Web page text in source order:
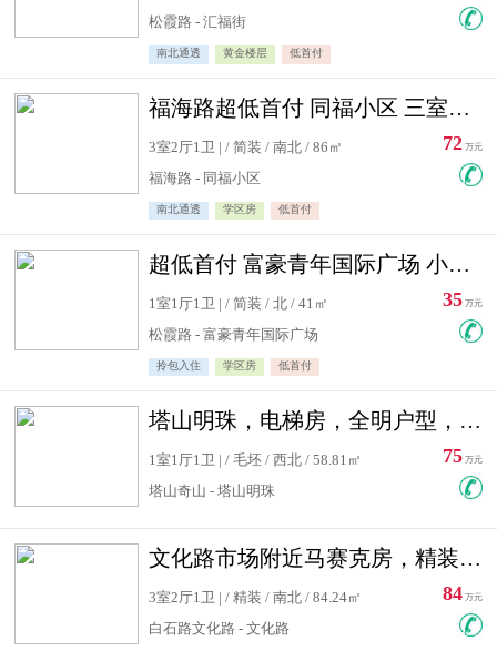
松霞路 - 汇福街
南北通透 黄金楼层 低首付
福海路超低首付 同福小区 三室住宅急售
3室2厅1卫 | / 简装 / 南北 / 86㎡
福海路 - 同福小区
南北通透 学区房 低首付
72 万元
超低首付 富豪青年国际广场 小高层住宅急售
1室1厅1卫 | / 简装 / 北 / 41㎡
松霞路 - 富豪青年国际广场
拎包入住 学区房 低首付
35 万元
塔山明珠，电梯房，全明户型，视野好，毛坯房，看房有钥匙
1室1厅1卫 | / 毛坯 / 西北 / 58.81㎡
塔山奇山 - 塔山明珠
75 万元
文化路市场附近马赛克房，精装修三居室，南北通透，实用面积大
3室2厅1卫 | / 精装 / 南北 / 84.24㎡
白石路文化路 - 文化路
84 万元